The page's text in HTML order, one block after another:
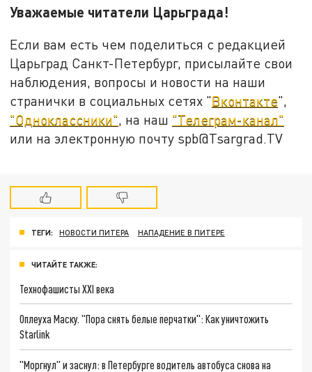
Уважаемые читатели Царьграда!
Если вам есть чем поделиться с редакцией
Царьград Санкт-Петербург, присылайте свои
наблюдения, вопросы и новости на наши
странички в социальных сетях "Вконтакте",
"Одноклассники", на наш "Телеграм-канал"
или на электронную почту spb@Tsargrad.TV
ТЕГИ: НОВОСТИ ПИТЕРА НАПАДЕНИЕ В ПИТЕРЕ
ЧИТАЙТЕ ТАКЖЕ:
Технофашисты XXI века
Оплеуха Маску. "Пора снять белые перчатки": Как уничтожить
Starlink
"Моргнул" и заснул: в Петербурге водитель автобуса снова на